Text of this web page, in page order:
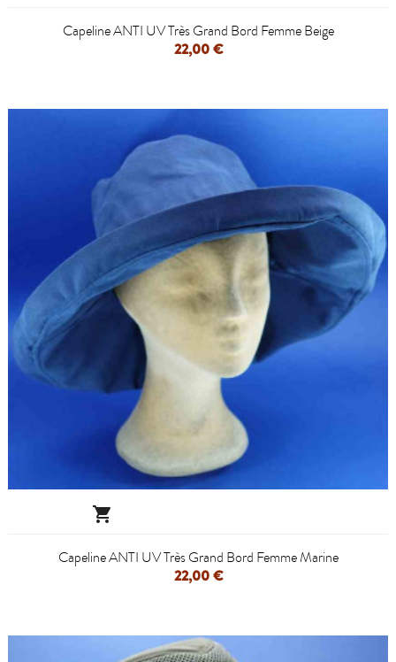
Capeline ANTI UV Très Grand Bord Femme Beige
22,00 €

Capeline ANTI UV Très Grand Bord Femme Marine
22,00 €